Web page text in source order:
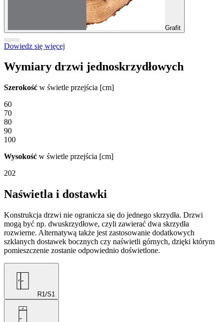
Grafit
Dowiedz się więcej
Wymiary drzwi jednoskrzydłowych
Szerokość w świetle przejścia [cm]
60
70
80
90
100
Wysokość w świetle przejścia [cm]
202
Naświetla i dostawki
Konstrukcja drzwi nie ogranicza się do jednego skrzydła. Drzwi
mogą być np. dwuskrzydłowe, czyli zawierać dwa skrzydła
rozwierne. Alternatywą także jest zastosowanie dodatkowych
szklanych dostawek bocznych czy naświetli górnych, dzięki którym
pomieszczenie zostanie odpowiednio doświetlone.
R1/S1